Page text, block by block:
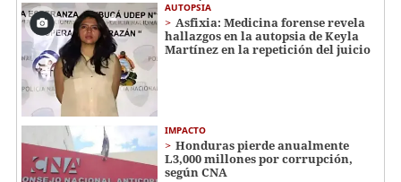
AUTOPSIA
Asfixia: Medicina forense revela
hallazgos en la autopsia de Keyla
Martínez en la repetición del juicio
IMPACTO
Honduras pierde anualmente
L3,000 millones por corrupción,
según CNA